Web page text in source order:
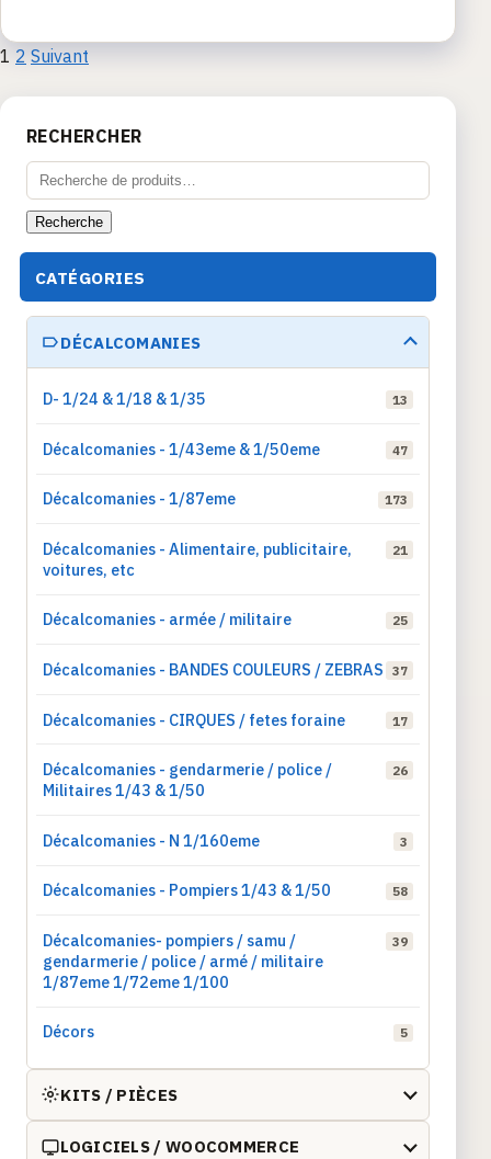
Pagination
des
publications
1 2 Suivant
RECHERCHER
Recherche
pour :
Recherche
CATÉGORIES
DÉCALCOMANIES
D- 1/24 & 1/18 & 1/35 13
Décalcomanies - 1/43eme & 1/50eme 47
Décalcomanies - 1/87eme 173
Décalcomanies - Alimentaire, publicitaire,
voitures, etc
21
Décalcomanies - armée / militaire 25
Décalcomanies - BANDES COULEURS / ZEBRAS 37
Décalcomanies - CIRQUES / fetes foraine 17
Décalcomanies - gendarmerie / police /
Militaires 1/43 & 1/50
26
Décalcomanies - N 1/160eme 3
Décalcomanies - Pompiers 1/43 & 1/50 58
Décalcomanies- pompiers / samu /
gendarmerie / police / armé / militaire
1/87eme 1/72eme 1/100
39
Décors 5
KITS / PIÈCES
LOGICIELS / WOOCOMMERCE